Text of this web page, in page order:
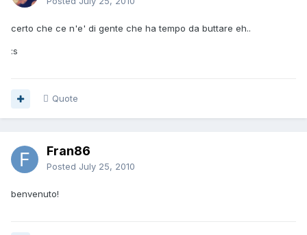
certo che ce n'e' di gente che ha tempo da buttare eh..
:s
Quote
Fran86
Posted July 25, 2010
benvenuto!